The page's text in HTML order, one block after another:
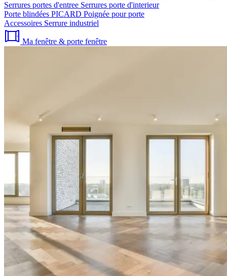
Serrures portes d'entree Serrures porte d'interieur
Porte blindées PICARD Poignée pour porte
Accessoires Serrure industriel
Ma fenêtre & porte fenêtre